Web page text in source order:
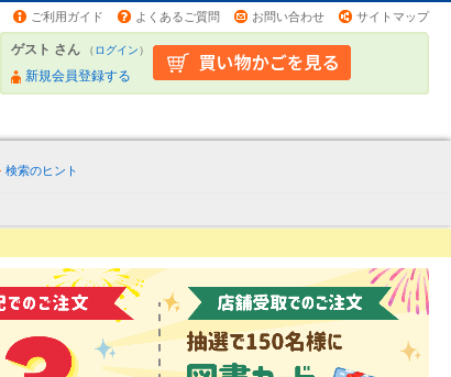
ご利用ガイド よくあるご質問 お問い合わせ サイトマップ
ゲスト さん （ログイン）
新規会員登録する
検索のヒント